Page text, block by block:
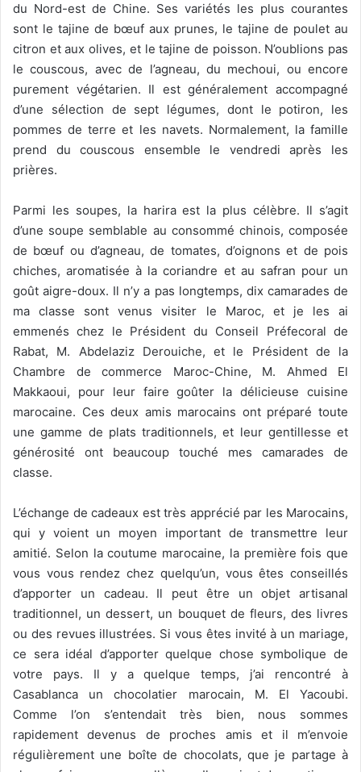
du Nord-est de Chine. Ses variétés les plus courantes
sont le tajine de bœuf aux prunes, le tajine de poulet au
citron et aux olives, et le tajine de poisson. N’oublions pas
le couscous, avec de l’agneau, du mechoui, ou encore
purement végétarien. Il est généralement accompagné
d’une sélection de sept légumes, dont le potiron, les
pommes de terre et les navets. Normalement, la famille
prend du couscous ensemble le vendredi après les
prières.
Parmi les soupes, la harira est la plus célèbre. Il s’agit
d’une soupe semblable au consommé chinois, composée
de bœuf ou d’agneau, de tomates, d’oignons et de pois
chiches, aromatisée à la coriandre et au safran pour un
goût aigre-doux. Il n’y a pas longtemps, dix camarades de
ma classe sont venus visiter le Maroc, et je les ai
emmenés chez le Président du Conseil Préfecoral de
Rabat, M. Abdelaziz Derouiche, et le Président de la
Chambre de commerce Maroc-Chine, M. Ahmed El
Makkaoui, pour leur faire goûter la délicieuse cuisine
marocaine. Ces deux amis marocains ont préparé toute
une gamme de plats traditionnels, et leur gentillesse et
générosité ont beaucoup touché mes camarades de
classe.
L’échange de cadeaux est très apprécié par les Marocains,
qui y voient un moyen important de transmettre leur
amitié. Selon la coutume marocaine, la première fois que
vous vous rendez chez quelqu’un, vous êtes conseillés
d’apporter un cadeau. Il peut être un objet artisanal
traditionnel, un dessert, un bouquet de fleurs, des livres
ou des revues illustrées. Si vous êtes invité à un mariage,
ce sera idéal d’apporter quelque chose symbolique de
votre pays. Il y a quelque temps, j’ai rencontré à
Casablanca un chocolatier marocain, M. El Yacoubi.
Comme l’on s’entendait très bien, nous sommes
rapidement devenus de proches amis et il m’envoie
régulièrement une boîte de chocolats, que je partage à